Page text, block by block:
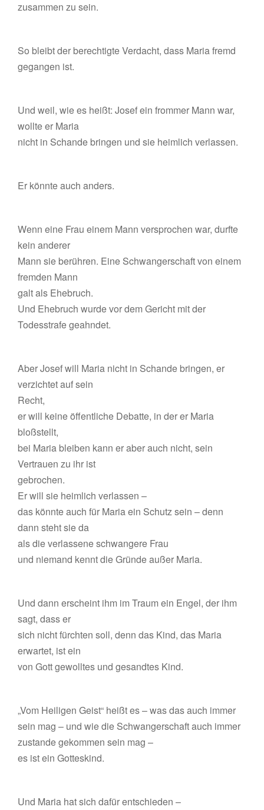
zusammen zu sein.
So bleibt der berechtigte Verdacht, dass Maria fremd
gegangen ist.
Und weil, wie es heißt: Josef ein frommer Mann war,
wollte er Maria
nicht in Schande bringen und sie heimlich verlassen.
Er könnte auch anders.
Wenn eine Frau einem Mann versprochen war, durfte
kein anderer
Mann sie berühren. Eine Schwangerschaft von einem
fremden Mann
galt als Ehebruch.
Und Ehebruch wurde vor dem Gericht mit der
Todesstrafe geahndet.
Aber Josef will Maria nicht in Schande bringen, er
verzichtet auf sein
Recht,
er will keine öffentliche Debatte, in der er Maria
bloßstellt,
bei Maria bleiben kann er aber auch nicht, sein
Vertrauen zu ihr ist
gebrochen.
Er will sie heimlich verlassen –
das könnte auch für Maria ein Schutz sein – denn
dann steht sie da
als die verlassene schwangere Frau
und niemand kennt die Gründe außer Maria.
Und dann erscheint ihm im Traum ein Engel, der ihm
sagt, dass er
sich nicht fürchten soll, denn das Kind, das Maria
erwartet, ist ein
von Gott gewolltes und gesandtes Kind.
„Vom Heiligen Geist“ heißt es – was das auch immer
sein mag – und wie die Schwangerschaft auch immer
zustande gekommen sein mag –
es ist ein Gotteskind.
Und Maria hat sich dafür entschieden –